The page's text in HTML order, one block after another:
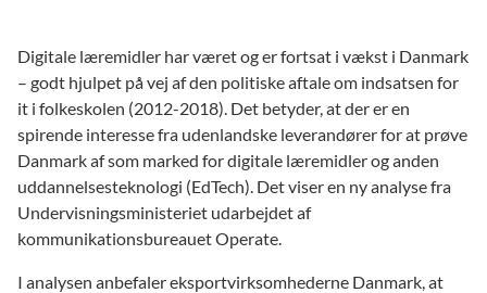
Digitale læremidler har været og er fortsat i vækst i Danmark
– godt hjulpet på vej af den politiske aftale om indsatsen for
it i folkeskolen (2012-2018). Det betyder, at der er en
spirende interesse fra udenlandske leverandører for at prøve
Danmark af som marked for digitale læremidler og anden
uddannelsesteknologi (EdTech). Det viser en ny analyse fra
Undervisningsministeriet udarbejdet af
kommunikationsbureauet Operate.
I analysen anbefaler eksportvirksomhederne Danmark, at